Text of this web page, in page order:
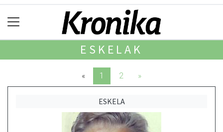
ESKELAK
« 1 2 »
ESKELA